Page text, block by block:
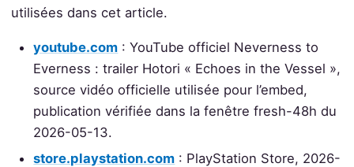
utilisées dans cet article.
youtube.com : YouTube officiel Neverness to
Everness : trailer Hotori « Echoes in the Vessel »,
source vidéo officielle utilisée pour l’embed,
publication vérifiée dans la fenêtre fresh-48h du
2026-05-13.
store.playstation.com : PlayStation Store, 2026-